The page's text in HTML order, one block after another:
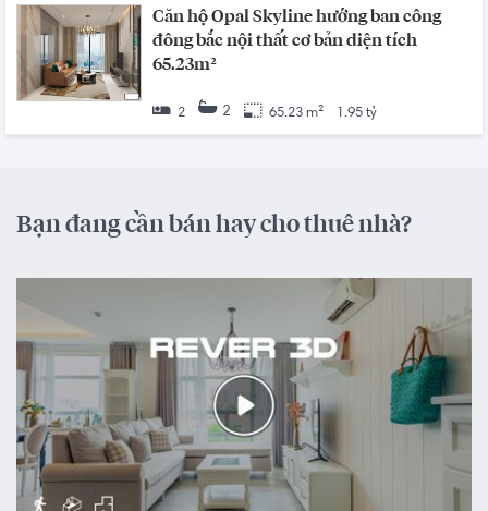
Căn hộ Opal Skyline hướng ban công
đông bắc nội thất cơ bản diện tích
65.23m²
2 2 65.23 m² 1.95 tỷ
Bạn đang cần bán hay cho thuê nhà?